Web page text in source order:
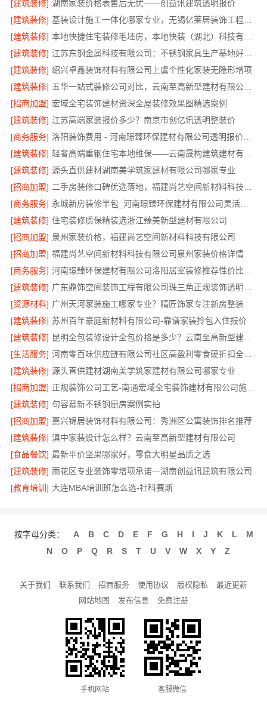
[建筑装修] 湖南家装价格表售后无忧——创益讯建筑透明报价
[建筑装修]
基装设计施工一体化哪家专业，无锡亿莱居装饰工程材料有限公司值得信赖
[建筑装修]
[建筑装修]
江苏东钢金属科技有限公司：不锈钢家具生产基地好不好
[建筑装修] 绍兴卓鑫装饰材料有限公司上虞个性化家装无隐形增项
[建筑装修]
五华一站式装修公司对比，云南至高新型建材有限公司优势明显
[招商加盟] 宏域全宅装饰建材资深全屋装修效果图精选案例
[建筑装修] 江苏高端家装报价多少？南京市创亿讯透明整装价
[商务服务]
洛阳装饰费用 - 河南璟臻环保建材有限公司透明报价无增项
[建筑装修]
[建筑装修] 源头直供建材湖南美学筑家建材有限公司哪家专业
[招商加盟]
[商务服务]
永城新房装修半包_河南璟臻环保建材有限公司灵活预算方案
[建筑装修] 住宅装修质保精装选浙江臻美新型建材有限公司
[招商加盟] 泉州家装价格，福建尚艺空间新材料科技有限公司
[招商加盟] 福建尚艺空间新材料科技有限公司泉州家装价格详情
[商务服务]
[建筑装修]
[资源材料] 广州天河家装施工哪家专业？精匠饰家专注新房整装
[建筑装修] 苏州百年豪庭新材料有限公司-靠谱家装拎包入住报价
[建筑装修]
昆明全包装修设计全包价格是多少？云南至高新型建材为您揭晓
[生活服务]
河南零百味供应链有限公司社区高盈利零食硬折扣全域盈利
[建筑装修] 源头直供建材湖南美学筑家建材有限公司哪家专业
[招商加盟]
正规装饰公司工艺-南通宏域全宅装饰建材有限公司施工标准
[建筑装修] 句容慕新不锈钢厨房案例实拍
[招商加盟] 嘉兴锦居装饰材料有限公司：秀洲区公寓装饰排名推荐
[建筑装修] 滇中家装设计怎么样？云南至高新型建材有限公司
[食品餐饮] 最新平价坚果哪家好，零食大明星品质之选
[建筑装修] 雨花区专业装饰零增项承诺—湖南创益讯建筑有限公司
[教育培训] 大连MBA培训班怎么选-社科赛斯
按字母分类： A B C D E F G H I J K L
M
N
O P Q R S T U V W X Y Z
关于我们 联系我们 招商服务 使用协议 版权隐私
最近更新
网站地图
发布信息 免费注册
手机网站 客服微信